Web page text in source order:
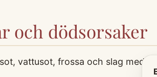
och dödsorsaker
vattusot, frossa och slag med